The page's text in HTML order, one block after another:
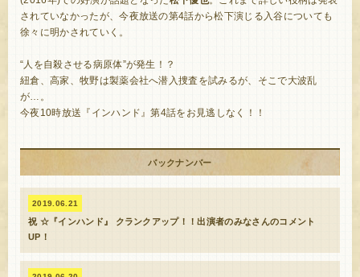
されていなかったが、今夜放送の第4話から松下演じる入谷についても
徐々に明かされていく。
“人を自殺させる病原体”が発生！？
紐倉、高家、牧野は製薬会社へ潜入捜査を試みるが、そこで大波乱
が…。
今夜10時放送『インハンド』第4話をお見逃しなく！！
バックナンバー
2019.06.21
祝 ☆『インハンド』 クランクアップ！！出演者のみなさんのコメント
UP！